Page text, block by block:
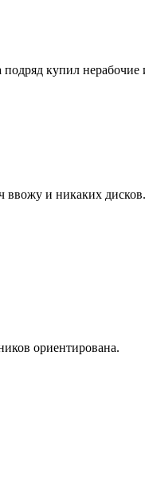
подряд купил
ввожу и никаких дисков.
ориентирована.